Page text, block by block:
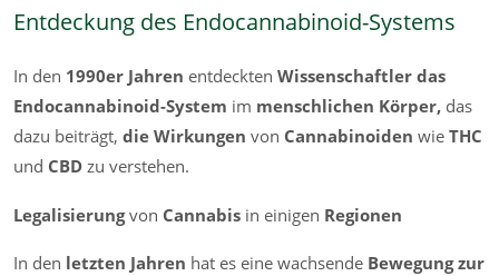
Entdeckung des Endocannabinoid-Systems
In den 1990er Jahren entdeckten Wissenschaftler das
Endocannabinoid-System im menschlichen Körper, das
dazu beiträgt, die Wirkungen von Cannabinoiden wie THC
und CBD zu verstehen.
Legalisierungvon Cannabis in einigen Regionen
In den letzten Jahren hat es eine wachsende Bewegung zur